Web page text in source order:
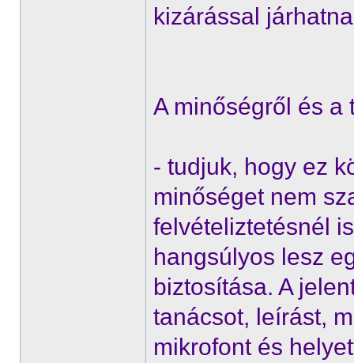
kizárással
A minőségről és a
- tudjuk, hogy ez
minőséget nem
felvételiztetésnél
hangsúlyos lesz
biztosítása. A
tanácsot, leírást,
mikrofont és